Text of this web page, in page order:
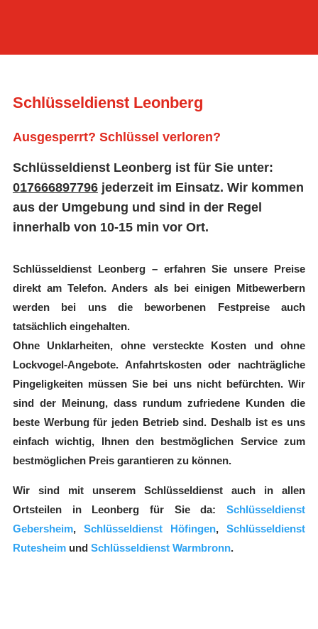
Schlüsseldienst Leonberg
Ausgesperrt? Schlüssel verloren?
Schlüsseldienst Leonberg ist für Sie unter:
017666897796jederzeit im Einsatz. Wir kommen
aus der Umgebung und sind in der Regel
innerhalb von 10-15 min vor Ort.
Schlüsseldienst Leonberg – erfahren Sie unsere Preise
direkt am Telefon. Anders als bei einigen Mitbewerbern
werden bei uns die beworbenen Festpreise auch
tatsächlich eingehalten.
Ohne Unklarheiten, ohne versteckte Kosten und ohne
Lockvogel-Angebote. Anfahrtskosten oder nachträgliche
Pingeligkeiten müssen Sie bei uns nicht befürchten. Wir
sind der Meinung, dass rundum zufriedene Kunden die
beste Werbung für jeden Betrieb sind. Deshalb ist es uns
einfach wichtig, Ihnen den bestmöglichen Service zum
bestmöglichen Preis garantieren zu können.
Wir sind mit unserem Schlüsseldienst auch in allen
Ortsteilen in Leonberg für Sie da:Schlüsseldienst
Gebersheim, Schlüsseldienst Höfingen,Schlüsseldienst
Rutesheimund Schlüsseldienst Warmbronn.